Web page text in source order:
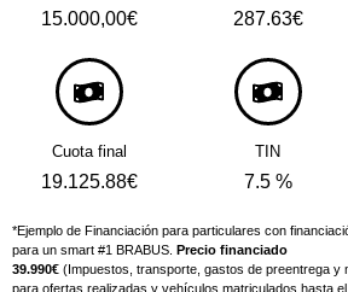
15.000,00€
Cuota final
19.125.88€
287.63€
TIN
7.5 %
*Ejemplo de Financiación para particulares con
para un smart #1 BRABUS.
Precio financiado
39.990€ (Impuestos, transporte, gastos de preentrega y
para ofertas realizadas y vehículos matriculados hasta